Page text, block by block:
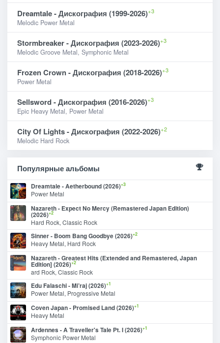
Dreamtale - Дискография (1999-2026)+3
Melodic Power Metal
Stormbreaker - Дискография (2023-2026)+3
Melodic Groove Metal, Symphonic Metal
Frozen Crown - Дискография (2018-2026)+3
Power Metal
Sellsword - Дискография (2016-2026)+3
Epic Heavy Metal, Power Metal
City Of Lights - Дискография (2022-2026)+2
Melodic Hard Rock
Популярные альбомы
Dreamtale - Aetherbound (2026)+3
Power Metal
Nazareth - Expect No Mercy (Remastered Japan Edition)
(2026)+2
Hard Rock, Classic Rock
Sinner - Boom Bang Goodbye (2026)+2
Heavy Metal, Hard Rock
Nazareth - Greatest Hits (Extended and Remastered, Japan
Edition] (2026)+2
ard Rock, Classic Rock
Edu Falaschi - Mi’raj (2026)+1
Power Metal, Progressive Metal
Coven Japan - Promised Land (2026)+1
Heavy Metal
Ardennes - A Traveller's Tale Pt. I (2026)+1
Symphonic Power Metal